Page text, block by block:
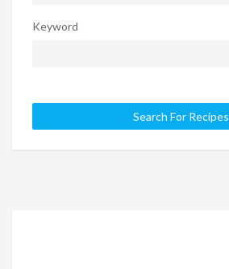
Keyword
Search For Recipes